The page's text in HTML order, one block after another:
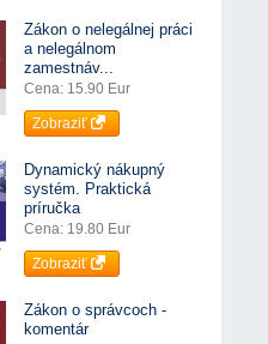
Zákon o nelegálnej práci
a nelegálnom
zamestnáv...
Cena: 15.90 Eur
Zobraziť
Dynamický nákupný
systém. Praktická
príručka
Cena: 19.80 Eur
Zobraziť
Zákon o správcoch -
komentár